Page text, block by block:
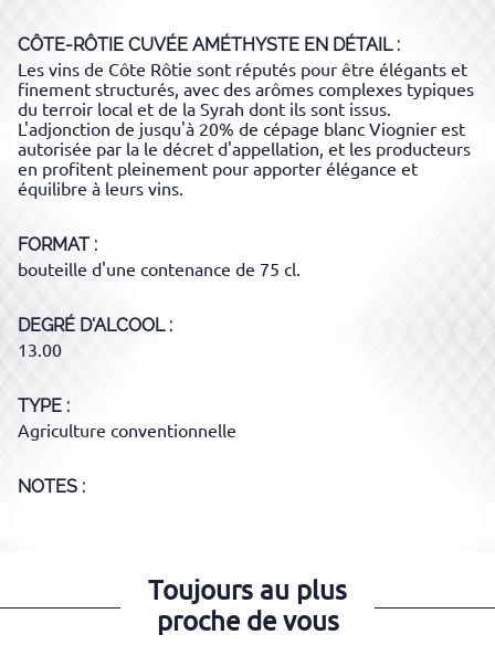
CÔTE-RÔTIE CUVÉE AMÉTHYSTE EN DÉTAIL :
Les vins de Côte Rôtie sont réputés pour être élégants et
finement structurés, avec des arômes complexes typiques
du terroir local et de la Syrah dont ils sont issus.
L'adjonction de jusqu'à 20% de cépage blanc Viognier est
autorisée par la le décret d'appellation, et les producteurs
en profitent pleinement pour apporter élégance et
équilibre à leurs vins.
FORMAT
bouteille d'une contenance de 75 cl.
DEGRÉ D'ALCOOL
13.00
TYPE
Agriculture conventionnelle
NOTES :
Toujours au plus
proche de vous